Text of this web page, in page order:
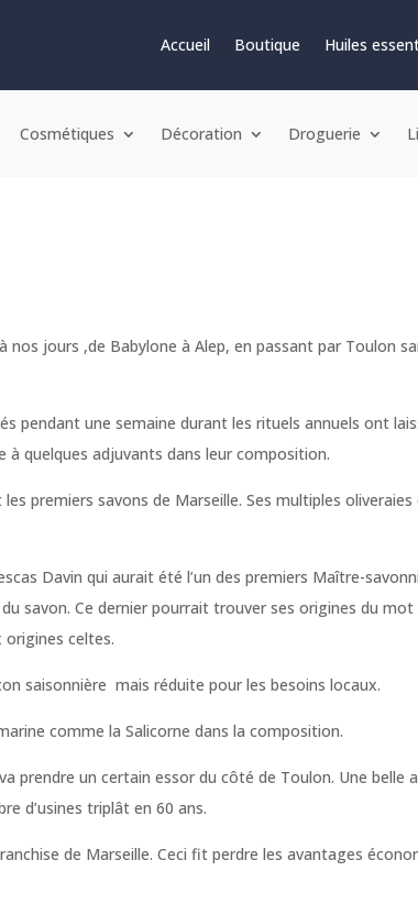
Accueil Boutique Huiles
Cosmétiques Décoration Droguerie
nos jours ,de Babylone à Alep, en passant par Toulon
pendant une semaine durant les rituels annuels ont
quelques adjuvants dans leur composition.
premiers savons de Marseille. Ses multiples
Davin qui aurait été l’un des premiers Maître-
savon. Ce dernier pourrait trouver ses origines du
celtes.
saisonnière mais réduite pour les besoins locaux.
comme la Salicorne dans la composition.
prendre un certain essor du côté de Toulon. Une
d’usines triplât en 60 ans.
de Marseille. Ceci fit perdre les avantages